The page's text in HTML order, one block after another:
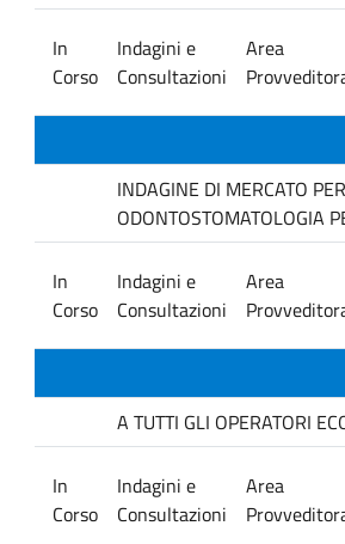
In
Corso
Indagini e
Consultazioni
Area
INDAGINE DI MERCATO
ODONTOSTOMATOLOGIA
In
Corso
Indagini e
Consultazioni
Area
A TUTTI GLI OPERATORI
In
Corso
Indagini e
Consultazioni
Area